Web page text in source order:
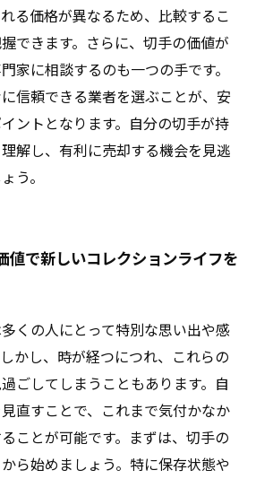
る価格が異なるため、比較するこ
できます。さらに、切手の価値が
家に相談するのも一つの手です。
信頼できる業者を選ぶことが、安
ントとなります。自分の切手が持
解し、有利に売却する機会を見逃
う。
値で新しいコレクションライフを
くの人にとって特別な思い出や感
かし、時が経つにつれ、これらの
ごしてしまうこともあります。自
直すことで、これまで気付かなか
ことが可能です。まずは、切手の
ら始めましょう。特に保存状態や